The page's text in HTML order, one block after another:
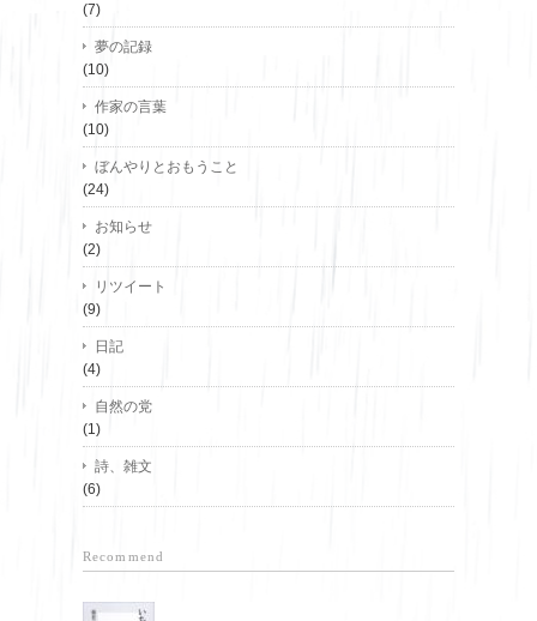
(7)
夢の記録
(10)
作家の言葉
(10)
ぼんやりとおもうこと
(24)
お知らせ
(2)
リツイート
(9)
日記
(4)
自然の党
(1)
詩、雑文
(6)
Recommend